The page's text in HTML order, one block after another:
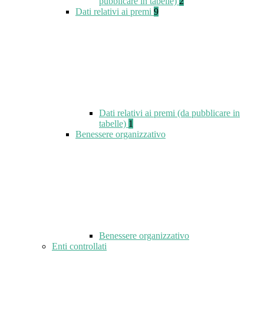
Dati relativi ai premi 9
Dati relativi ai premi (da pubblicare in
tabelle) 1
Benessere organizzativo
Benessere organizzativo
Enti controllati